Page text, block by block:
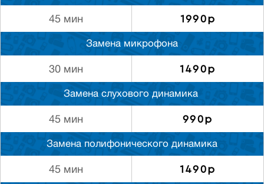
45 мин 1990р
Замена микрофона
30 мин 1490р
Замена слуxового динамика
45 мин 990р
Замена полифонического динамика
45 мин 1490р